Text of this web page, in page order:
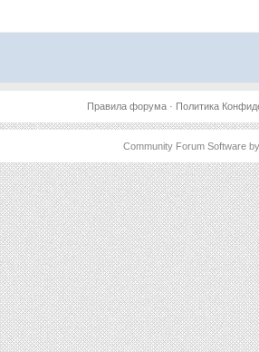
Политика
Правила форума·
Community Forum Software